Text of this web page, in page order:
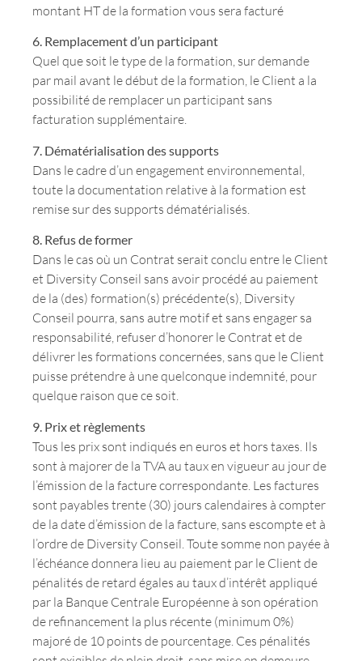
montant HT de la formation vous sera facturé
6. Remplacement d’un participant
Quel que soit le type de la formation, sur demande
par mail avant le début de la formation, le Client a la
possibilité de remplacer un participant sans
facturation supplémentaire.
7. Dématérialisation des supports
Dans le cadre d’un engagement environnemental,
toute la documentation relative à la formation est
remise sur des supports dématérialisés.
8. Refus de former
Dans le cas où un Contrat serait conclu entre le Client
et Diversity Conseil sans avoir procédé au paiement
de la (des) formation(s) précédente(s), Diversity
Conseil pourra, sans autre motif et sans engager sa
responsabilité, refuser d’honorer le Contrat et de
délivrer les formations concernées, sans que le Client
puisse prétendre à une quelconque indemnité, pour
quelque raison que ce soit.
9. Prix et règlements
Tous les prix sont indiqués en euros et hors taxes. Ils
sont à majorer de la TVA au taux en vigueur au jour de
l’émission de la facture correspondante. Les factures
sont payables trente (30) jours calendaires à compter
de la date d’émission de la facture, sans escompte et à
l’ordre de Diversity Conseil. Toute somme non payée à
l’échéance donnera lieu au paiement par le Client de
pénalités de retard égales au taux d’intérêt appliqué
par la Banque Centrale Européenne à son opération
de refinancement la plus récente (minimum 0%)
majoré de 10 points de pourcentage. Ces pénalités